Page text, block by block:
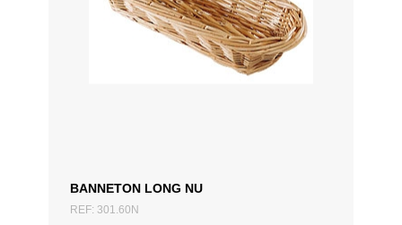
BANNETON LONG NU
REF: 301.60N
AJOUTER AU DEVIS